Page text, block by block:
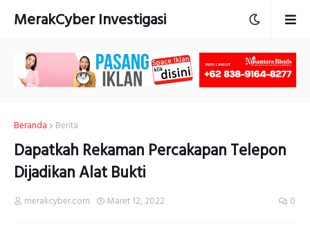
MerakCyber Investigasi
Beranda Berita
Dapatkah Rekaman Percakapan Telepon
Dijadikan Alat Bukti
merakcyber.com Maret 12, 2022 0